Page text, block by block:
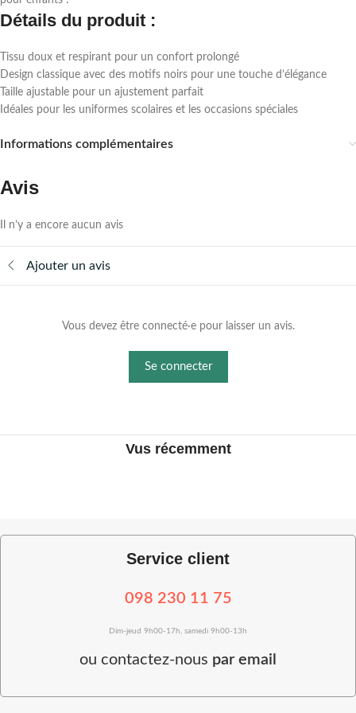
Détails du produit :
Tissu doux et respirant pour un confort prolongé
Design classique avec des motifs noirs pour une touche d’élégance
Taille ajustable pour un ajustement parfait
Idéales pour les uniformes scolaires et les occasions spéciales
Informations complémentaires
Avis
Il n’y a encore aucun avis
Ajouter un avis
Vous devez être connecté·e pour laisser un avis.
Se connecter
Vus récemment
Service client
098 230 11 75
Dim-jeud 9h00-17h, samedi 9h00-13h
ou contactez-nous par email